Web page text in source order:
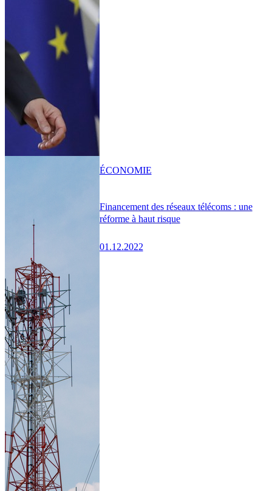
Financement des réseaux télécoms : une
réforme à haut risque
01.12.2022
ÉCONOMIE